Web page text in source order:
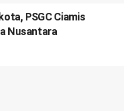
PSGC Ciamis
Nusantara